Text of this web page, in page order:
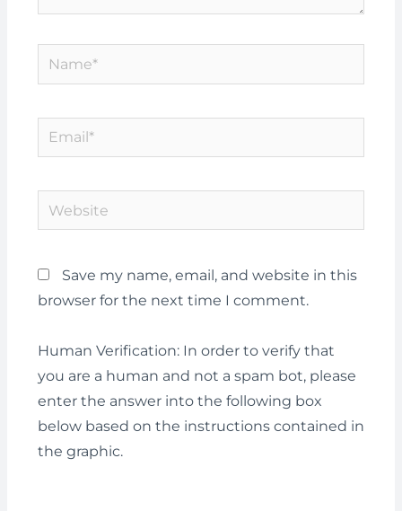
Name*
Email*
Website
Save my name, email, and website in this
browser for the next time I comment.
Human Verification: In order to verify that
you are a human and not a spam bot, please
enter the answer into the following box
below based on the instructions contained in
the graphic.